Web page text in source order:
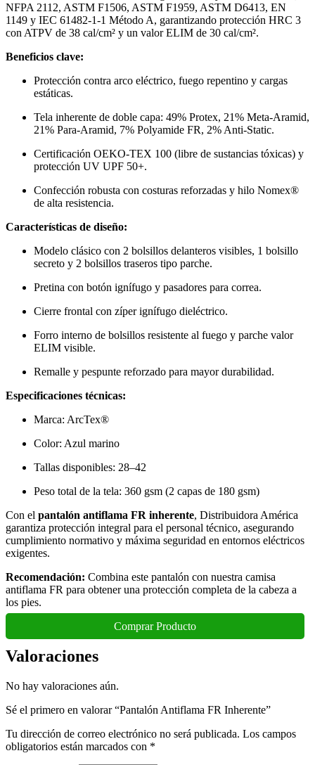
NFPA 2112, ASTM F1506, ASTM F1959, ASTM D6413, EN
1149 y IEC 61482-1-1 Método A, garantizando protección HRC 3
con ATPV de 38 cal/cm² y un valor ELIM de 30 cal/cm².
Beneficios clave:
Protección contra arco eléctrico, fuego repentino y cargas
estáticas.
Tela inherente de doble capa: 49% Protex, 21% Meta-Aramid,
21% Para-Aramid, 7% Polyamide FR, 2% Anti-Static.
Certificación OEKO-TEX 100 (libre de sustancias tóxicas) y
protección UV UPF 50+.
Confección robusta con costuras reforzadas y hilo Nomex®
de alta resistencia.
Características de diseño:
Modelo clásico con 2 bolsillos delanteros visibles, 1 bolsillo
secreto y 2 bolsillos traseros tipo parche.
Pretina con botón ignífugo y pasadores para correa.
Cierre frontal con zíper ignífugo dieléctrico.
Forro interno de bolsillos resistente al fuego y parche valor
ELIM visible.
Remalle y pespunte reforzado para mayor durabilidad.
Especificaciones técnicas:
Marca: ArcTex®
Color: Azul marino
Tallas disponibles: 28–42
Peso total de la tela: 360 gsm (2 capas de 180 gsm)
Con el pantalón antiflama FR inherente, Distribuidora América
garantiza protección integral para el personal técnico, asegurando
cumplimiento normativo y máxima seguridad en entornos eléctricos
exigentes.
Recomendación: Combina este pantalón con nuestra camisa
antiflama FR para obtener una protección completa de la cabeza a
los pies.
Comprar Producto
Valoraciones
No hay valoraciones aún.
Sé el primero en valorar “Pantalón Antiflama FR Inherente”
Tu dirección de correo electrónico no será publicada. Los campos
obligatorios están marcados con *